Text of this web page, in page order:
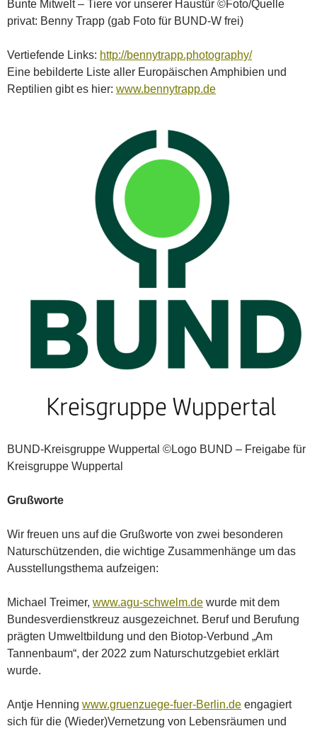
Bunte Mitwelt – Tiere vor unserer Haustür ©Foto/Quelle
privat: Benny Trapp (gab Foto für BUND-W frei)
Vertiefende Links: http://bennytrapp.photography/
Eine bebilderte Liste aller Europäischen Amphibien und
Reptilien gibt es hier: www.bennytrapp.de
BUND-Kreisgruppe Wuppertal ©Logo BUND – Freigabe für
Kreisgruppe Wuppertal
Grußworte
Wir freuen uns auf die Grußworte von zwei besonderen
Naturschützenden, die wichtige Zusammenhänge um das
Ausstellungsthema aufzeigen:
Michael Treimer, www.agu-schwelm.de wurde mit dem
Bundesverdienstkreuz ausgezeichnet. Beruf und Berufung
prägten Umweltbildung und den Biotop-Verbund „Am
Tannenbaum“, der 2022 zum Naturschutzgebiet erklärt
wurde.
Antje Henning www.gruenzuege-fuer-Berlin.de engagiert
sich für die (Wieder)Vernetzung von Lebensräumen und